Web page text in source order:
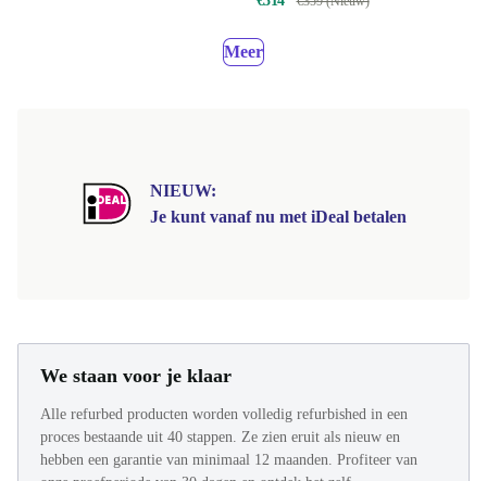
€314
NIEUW:
We staan voor je klaar
Alle refurbed producten worden volledig refurbished in een
proces bestaande uit 40 stappen. Ze zien eruit als nieuw en